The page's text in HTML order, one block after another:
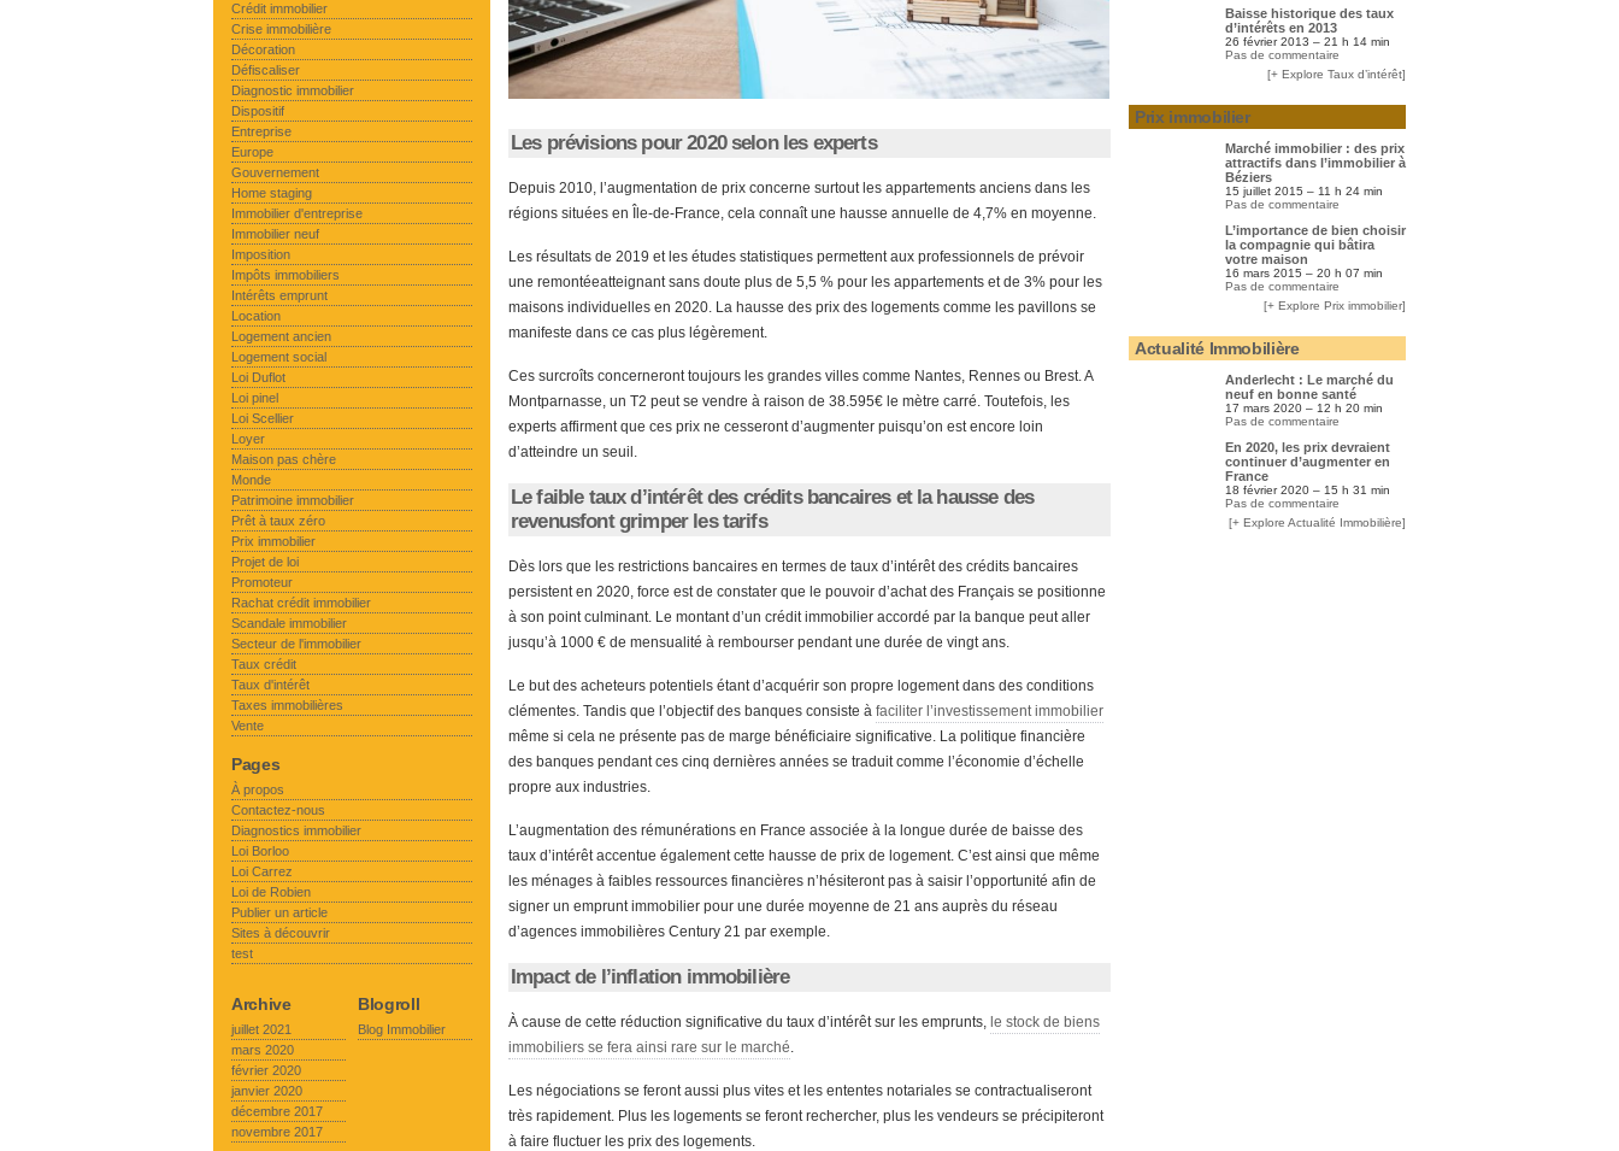
Les prévisions pour 2020 selon les experts
Depuis 2010, l’augmentation de prix concerne surtout les appartements anciens dans les
régions situées en Île-de-France, cela connaît une hausse annuelle de 4,7% en moyenne.
Les résultats de 2019 et les études statistiques permettent aux professionnels de prévoir
une remontéeatteignant sans doute plus de 5,5 % pour les appartements et de 3% pour les
maisons individuelles en 2020. La hausse des prix des logements comme les pavillons se
manifeste dans ce cas plus légèrement.
Ces surcroîts concerneront toujours les grandes villes comme Nantes, Rennes ou Brest. A
Montparnasse, un T2 peut se vendre à raison de 38.595€ le mètre carré. Toutefois, les
experts affirment que ces prix ne cesseront d’augmenter puisqu’on est encore loin
d’atteindre un seuil.
Le faible taux d’intérêt des crédits bancaires et la hausse des
revenusfont grimper les tarifs
Dès lors que les restrictions bancaires en termes de taux d’intérêt des crédits bancaires
persistent en 2020, force est de constater que le pouvoir d’achat des Français se positionne
à son point culminant. Le montant d’un crédit immobilier accordé par la banque peut aller
jusqu’à 1000 € de mensualité à rembourser pendant une durée de vingt ans.
Le but des acheteurs potentiels étant d’acquérir son propre logement dans des conditions
clémentes. Tandis que l’objectif des banques consiste à faciliter l’investissement immobilier
même si cela ne présente pas de marge bénéficiaire significative. La politique financière
des banques pendant ces cinq dernières années se traduit comme l’économie d’échelle
propre aux industries.
L’augmentation des rémunérations en France associée à la longue durée de baisse des
taux d’intérêt accentue également cette hausse de prix de logement. C’est ainsi que même
les ménages à faibles ressources financières n’hésiteront pas à saisir l’opportunité afin de
signer un emprunt immobilier pour une durée moyenne de 21 ans auprès du réseau
d’agences immobilières Century 21 par exemple.
Impact de l’inflation immobilière
À cause de cette réduction significative du taux d’intérêt sur les emprunts, le stock de biens
immobiliers se fera ainsi rare sur le marché.
Les négociations se feront aussi plus vites et les ententes notariales se contractualiseront
très rapidement. Plus les logements se feront rechercher, plus les vendeurs se précipiteront
à faire fluctuer les prix des logements.
Crédit immobilier
Crise immobilière
Décoration
Défiscaliser
Diagnostic immobilier
Dispositif
Entreprise
Europe
Gouvernement
Home staging
Immobilier d'entreprise
Immobilier neuf
Imposition
Impôts immobiliers
Intérêts emprunt
Location
Logement ancien
Logement social
Loi Duflot
Loi pinel
Loi Scellier
Loyer
Maison pas chère
Monde
Patrimoine immobilier
Prêt à taux zéro
Prix immobilier
Projet de loi
Promoteur
Rachat crédit immobilier
Scandale immobilier
Secteur de l'immobilier
Taux crédit
Taux d'intérêt
Taxes immobilières
Vente
Pages
À propos
Contactez-nous
Diagnostics immobilier
Loi Borloo
Loi Carrez
Loi de Robien
Publier un article
Sites à découvrir
test
Archive
juillet 2021
mars 2020
février 2020
janvier 2020
décembre 2017
novembre 2017
Blogroll
Blog Immobilier
Baisse historique des taux
d’intérêts en 2013
26 février 2013 – 21 h 14 min
Pas de commentaire
[+ Explore Taux d’intérêt]
Prix immobilier
Marché immobilier : des prix
attractifs dans l’immobilier à
Béziers
15 juillet 2015 – 11 h 24 min
Pas de commentaire
L’importance de bien choisir
la compagnie qui bâtira
votre maison
16 mars 2015 – 20 h 07 min
Pas de commentaire
[+ Explore Prix immobilier]
Actualité Immobilière
Anderlecht : Le marché du
neuf en bonne santé
17 mars 2020 – 12 h 20 min
Pas de commentaire
En 2020, les prix devraient
continuer d’augmenter en
France
18 février 2020 – 15 h 31 min
Pas de commentaire
[+ Explore Actualité Immobilière]